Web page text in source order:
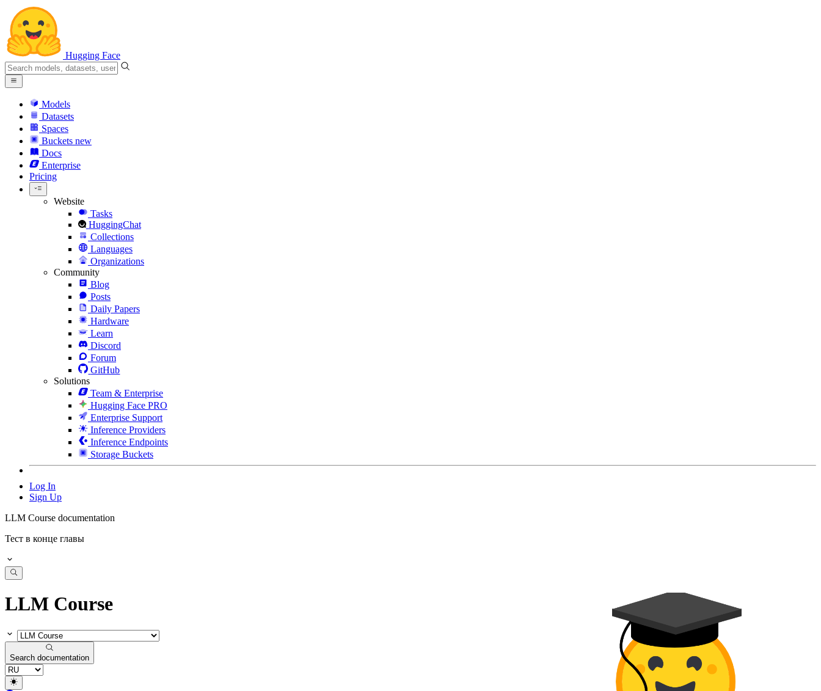
Hugging Face
Models
Datasets
Spaces
Buckets new
Docs
Enterprise
Pricing
Website
Tasks
HuggingChat
Collections
Languages
Organizations
Community
Blog
Posts
Daily Papers
Hardware
Learn
Discord
Forum
GitHub
Solutions
Team & Enterprise
Hugging Face PRO
Enterprise Support
Inference Providers
Inference Endpoints
Storage Buckets
Log In
Sign Up
LLM Course documentation
Тест в конце главы
LLM Course
Search documentation